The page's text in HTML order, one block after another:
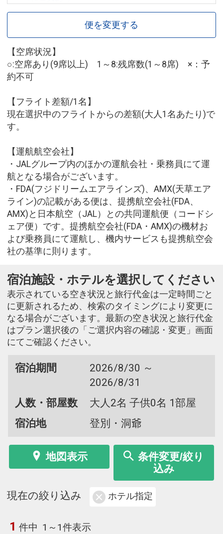
便を変更する
【空席状況】
○:空席あり(9席以上) 1～8:残席数(1～8席) ×：予
約不可
【フライト差額/1名】
現在選択中のフライトからの差額(大人1名あたり)で
す。
【運航航空会社】
・JALグループ内のほかの運航会社・乗務員にて運
航となる場合がございます。
・FDA(フジドリームエアラインズ)、AMX(天草エア
ライン)の記載がある便は、提携航空会社(FDA、
AMX)と日本航空（JAL）との共同運航便（コードシ
ェア便）です。提携航空会社(FDA・AMX)の機材お
よび乗務員にて運航し、機内サービスも提携航空会
社の基準に則ります。
宿泊施設・ホテルを選択してください
表示されている空き状況と旅行代金は一定時間ごと
に更新されるため、検索のタイミングにより変更に
なる場合がございます。最新の空き状況と旅行代金
はプラン選択後の「ご選択内容の確認・変更」画面
にてご確認ください。
宿泊期間
2026/8/30 ～
2026/8/31
人数・部屋数
大人2名 子供0名 1部屋
宿泊地
登別・洞爺
地図表示
条件変更/絞り
込み
現在の絞り込み ホテル指定
1 件中 1～1件表示